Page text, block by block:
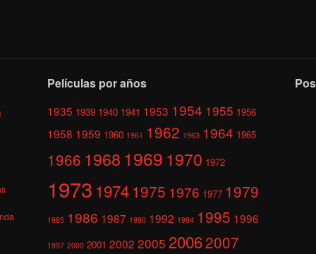
Películas por años
1935 1939 1940 1941 1953 1954 1955 1956
1958 1959 1960 1961 1962 1963 1964 1965
1966 1968 1969 1970 1972
1973 1974 1975 1976 1977 1979
1985 1986 1987 1990 1992 1994 1995 1996
1997 2000 2001 2002 2005 20062007